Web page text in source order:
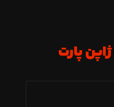
ژاپن پارت